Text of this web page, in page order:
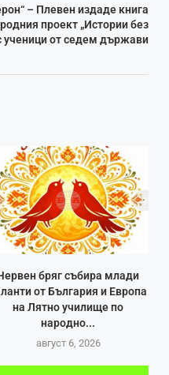
– Плевен издаде книга
проект „Истории без
ученици от седем държави
бряг събира млади
от България и Европа
на Лятно училище по
народно...
август 6, 2026